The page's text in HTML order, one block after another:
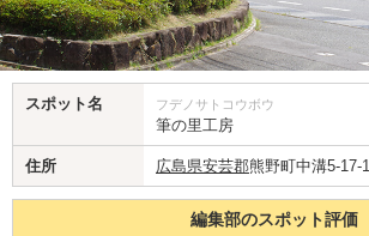
スポット名 フデノサトコウボウ
筆の里工房
住所 広島県安芸郡熊野町中溝5-17-1
編集部のスポット評価